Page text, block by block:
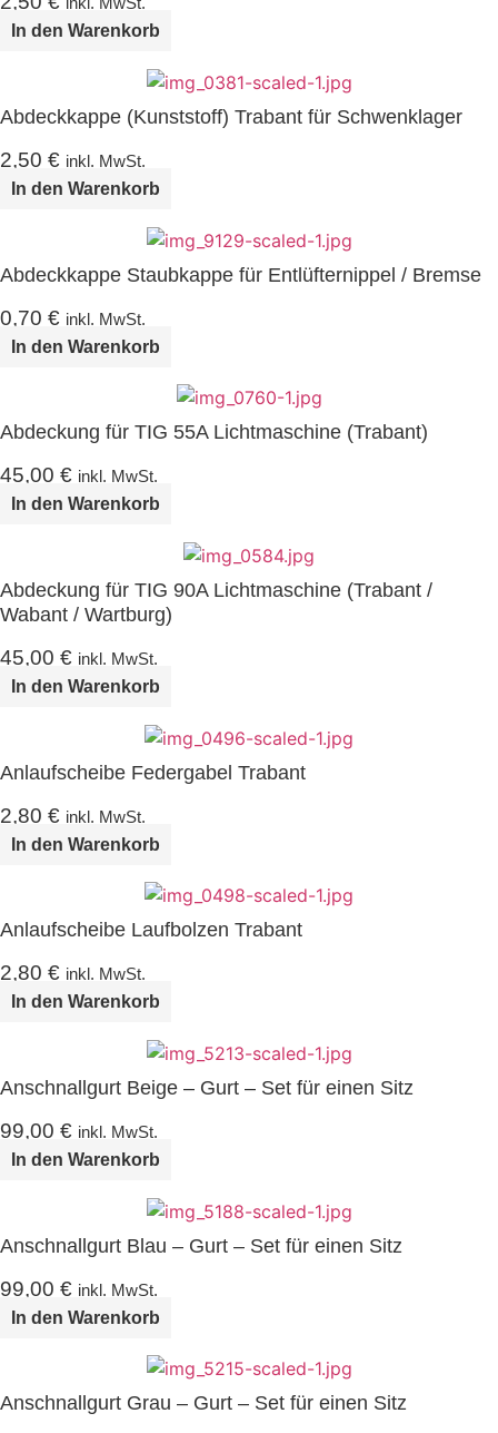
In den Warenkorb
Abdeckkappe (Kunststoff) Trabant für Schwenklager
2,50 € inkl. MwSt.
In den Warenkorb
Abdeckkappe Staubkappe für Entlüfternippel / Bremse
0,70 € inkl. MwSt.
In den Warenkorb
Abdeckung für TIG 55A Lichtmaschine (Trabant)
45,00 € inkl. MwSt.
In den Warenkorb
Abdeckung für TIG 90A Lichtmaschine (Trabant /
Wabant / Wartburg)
45,00 € inkl. MwSt.
In den Warenkorb
Anlaufscheibe Federgabel Trabant
2,80 € inkl. MwSt.
In den Warenkorb
Anlaufscheibe Laufbolzen Trabant
2,80 € inkl. MwSt.
In den Warenkorb
Anschnallgurt Beige – Gurt – Set für einen Sitz
99,00 € inkl. MwSt.
In den Warenkorb
Anschnallgurt Blau – Gurt – Set für einen Sitz
99,00 € inkl. MwSt.
In den Warenkorb
Anschnallgurt Grau – Gurt – Set für einen Sitz